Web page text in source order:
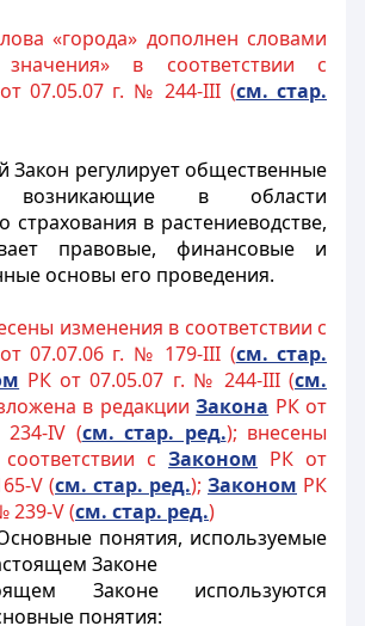
«города» дополнен словами
значения» в соответствии с
07.05.07 г. № 244-III (см. стар.
Закон регулирует общественные
возникающие в области
страхования в растениеводстве,
правовые, финансовые и
основы его проведения.
изменения в соответствии с
07.07.06 г. № 179-III (см. стар.
РК от 07.05.07 г. № 244-III (см.
в редакцииЗакона РК от
IV (см. стар. ред.); внесены
с Законом РК от
V (см. стар. ред.); Законом РК
239-V (см. стар. ред.)
понятия, используемые
Законе
Законе используются
понятия: